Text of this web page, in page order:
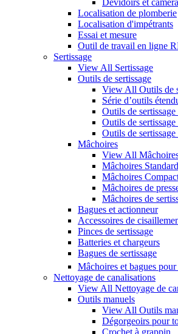
Localisation de plomberie
Localisation d'impétrants
Essai et mesure
Outil de travail en ligne
Sertissage
View All Sertissage
Outils de sertissage
View All Outils de
Série d’outils
Outils de
Outils de
Outils de
Mâchoires
View All
Mâchoires
Mâchoires
Mâchoires de
Mâchoires de
Bagues et actionneur
Accessoires de
Pinces de sertissage
Batteries et chargeurs
Bagues de sertissage
Mâchoires et bagues
Nettoyage de canalisations
View All Nettoyage de
Outils manuels
View All Outils
Dégorgeoirs pour
Crochet à grappin